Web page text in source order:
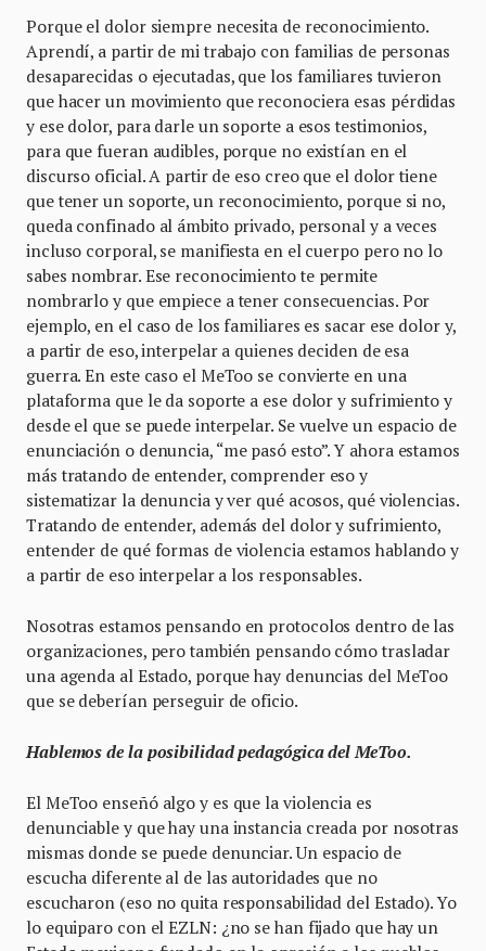
Porque el dolor siempre necesita de reconocimiento.
Aprendí, a partir de mi trabajo con familias de personas
desaparecidas o ejecutadas, que los familiares tuvieron
que hacer un movimiento que reconociera esas pérdidas
y ese dolor, para darle un soporte a esos testimonios,
para que fueran audibles, porque no existían en el
discurso oficial. A partir de eso creo que el dolor tiene
que tener un soporte, un reconocimiento, porque si no,
queda confinado al ámbito privado, personal y a veces
incluso corporal, se manifiesta en el cuerpo pero no lo
sabes nombrar. Ese reconocimiento te permite
nombrarlo y que empiece a tener consecuencias. Por
ejemplo, en el caso de los familiares es sacar ese dolor y,
a partir de eso, interpelar a quienes deciden de esa
guerra. En este caso el MeToo se convierte en una
plataforma que le da soporte a ese dolor y sufrimiento y
desde el que se puede interpelar. Se vuelve un espacio de
enunciación o denuncia, “me pasó esto”. Y ahora estamos
más tratando de entender, comprender eso y
sistematizar la denuncia y ver qué acosos, qué violencias.
Tratando de entender, además del dolor y sufrimiento,
entender de qué formas de violencia estamos hablando y
a partir de eso interpelar a los responsables.
Nosotras estamos pensando en protocolos dentro de las
organizaciones, pero también pensando cómo trasladar
una agenda al Estado, porque hay denuncias del MeToo
que se deberían perseguir de oficio.
Hablemos de la posibilidad pedagógica del MeToo.
El MeToo enseñó algo y es que la violencia es
denunciable y que hay una instancia creada por nosotras
mismas donde se puede denunciar. Un espacio de
escucha diferente al de las autoridades que no
escucharon (eso no quita responsabilidad del Estado). Yo
lo equiparo con el EZLN: ¿no se han fijado que hay un